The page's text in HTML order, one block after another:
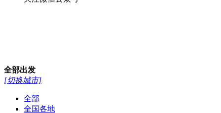
全国各地
景点
400-007-0068